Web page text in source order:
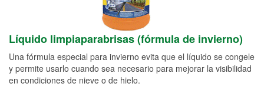
Líquido limpiaparabrisas (fórmula de invierno)
Una fórmula especial para invierno evita que el líquido se congele
y permite usarlo cuando sea necesario para mejorar la visibilidad
en condiciones de nieve o de hielo.